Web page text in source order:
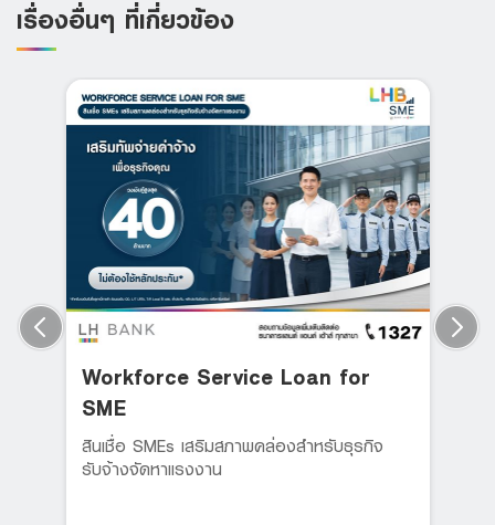
เรื่องอื่นๆ ที่เกี่ยวข้อง
Workforce Service Loan for
SME
สินเชื่อ SMEs เสริมสภาพคล่องสำหรับธุรกิจ
รับจ้างจัดหาแรงงาน